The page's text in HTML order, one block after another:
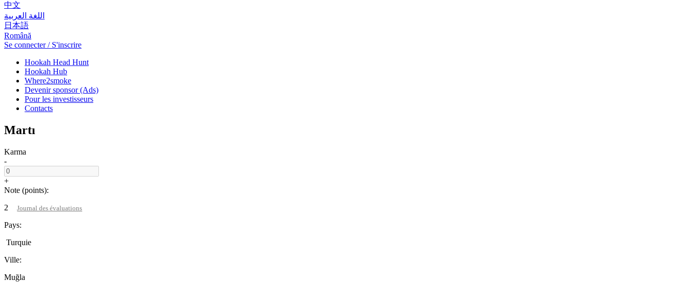
中文
اللغة العربية
日本語
Română
Se connecter / S'inscrire
Hookah Head Hunt
Hookah Hub
Where2smoke
Devenir sponsor (Ads)
Pour les investisseurs
Contacts
Martı
Karma
-
+
Note (points):
2
Journal des évaluations
Pays:
Turquie
Ville:
Muğla